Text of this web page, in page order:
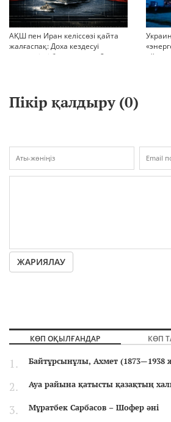
АҚШ пен Иран келіссөзі қайта
жалғаспақ: Доха кездесуі
шиеленісті бәсеңдете ме?
Пікір қалдыру (0)
ЖАРИЯЛАУ
КӨП ОҚЫЛҒАНДАР КӨП
Байтұрсынұлы, Ахмет (1873—1938
Ауа райына қатысты қазақтың
Мұратбек Сарбасов – Шофер әні